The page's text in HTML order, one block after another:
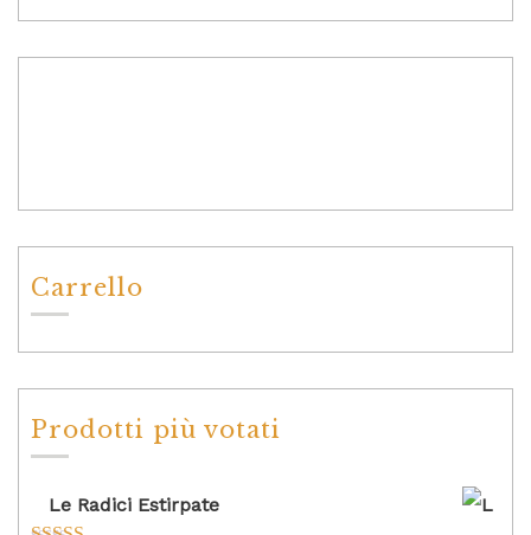
Carrello
Prodotti più votati
Le Radici Estirpate